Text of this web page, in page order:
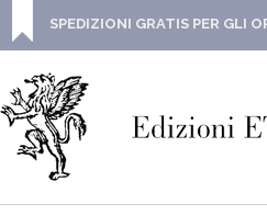
SPEDIZIONI GRATIS PER GLI